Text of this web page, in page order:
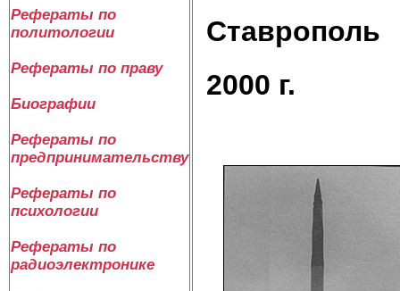
Рефераты по
политологии
Рефераты по праву
Биографии
Рефераты по
предпринимательству
Рефераты по
психологии
Рефераты по
радиоэлектронике
Ставрополь
2000 г.